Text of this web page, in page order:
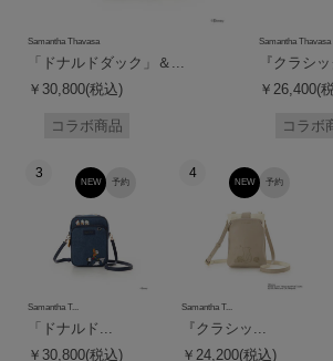
Samantha Thavasa
「ドナルドダック」＆...
￥30,800(税込)
コラボ商品
Samantha Thavasa
『クラシ
￥26,400(
コラボ
3
予約
NEW
Samantha T...
「ドナルド...
￥30,800(税込)
4
予約
NEW
Samantha T...
『クラシッ...
￥24,200(税込)